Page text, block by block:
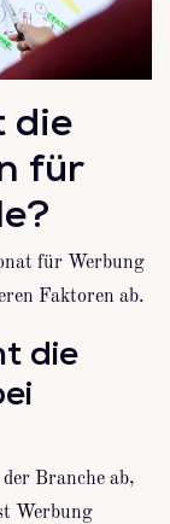
die
für
für Werbung
Faktoren ab.
die
Branche ab,
Werbung